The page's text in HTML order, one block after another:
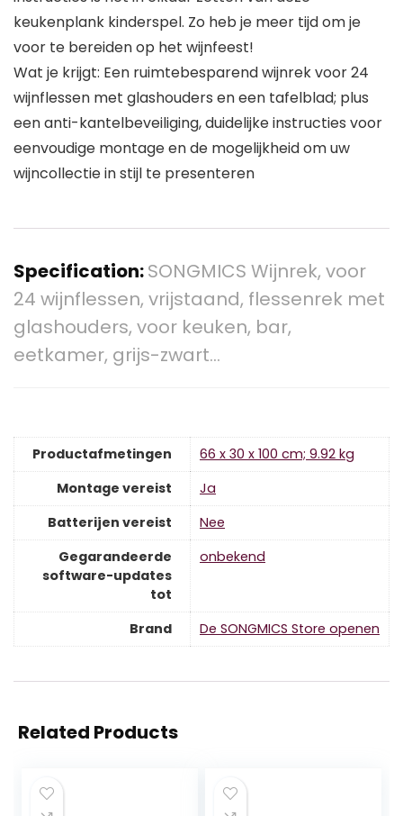
keukenplank kinderspel. Zo heb je meer tijd om je
voor te bereiden op het wijnfeest!
Wat je krijgt: Een ruimtebesparend wijnrek voor 24
wijnflessen met glashouders en een tafelblad; plus
een anti-kantelbeveiliging, duidelijke instructies voor
eenvoudige montage en de mogelijkheid om uw
wijncollectie in stijl te presenteren
Specification:SONGMICS Wijnrek, voor
24 wijnflessen, vrijstaand, flessenrek met
glashouders, voor keuken, bar,
eetkamer, grijs-zwart…
Productafmetingen
‎66 x 30 x 100 cm; 9.92 kg
Montage vereist
‎Ja
Batterijen vereist
‎Nee
Gegarandeerde
software-updates
tot
‎onbekend
Brand De SONGMICS Store openen
Related Products